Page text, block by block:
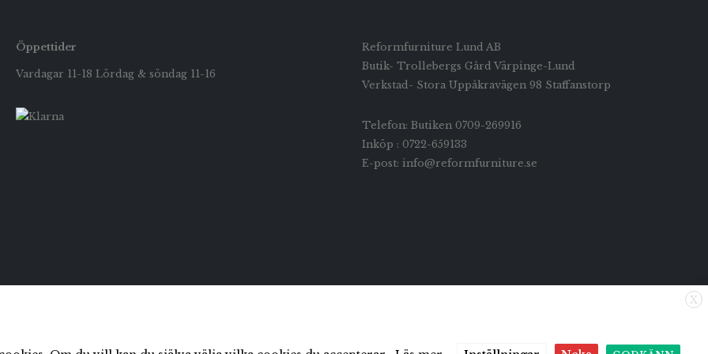
Öppettider
Vardagar 11-18 Lördag & söndag 11-16
Reformfurniture Lund AB
Butik- Trollebergs Gård Värpinge-Lund
Verkstad- Stora Uppåkravägen 98 Staffanstorp
Telefon: Butiken 0709-269916
Inköp : 0722-659133
E-post: info@reformfurniture.se
X